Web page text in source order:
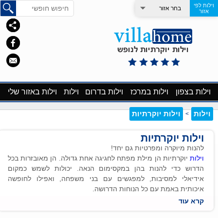
וילות בצפון וילות במרכז וילות בדרום וילות וילות באזור שלי
וילות > וילות יוקרתיות
וילות לפי
אזור
בחר אזור
וילות יוקרתיות
להנות מיוקרה ומפרטיות גם יחד!
וילות יוקרתיות הן מילת מפתח לחגיגה אחת גדולה. הן מאובזרות בכל
הדרוש כדי להנות בהן במקסימום הנאה. יכולות לשמש כמקום
אידיאלי למסיבות, למפגשים עם בני משפחה, ואפילו לחופשה
איכותית באמת עם כל הנוחות הדרושה.
וילות יוקרתיות - למה?
קרא עוד